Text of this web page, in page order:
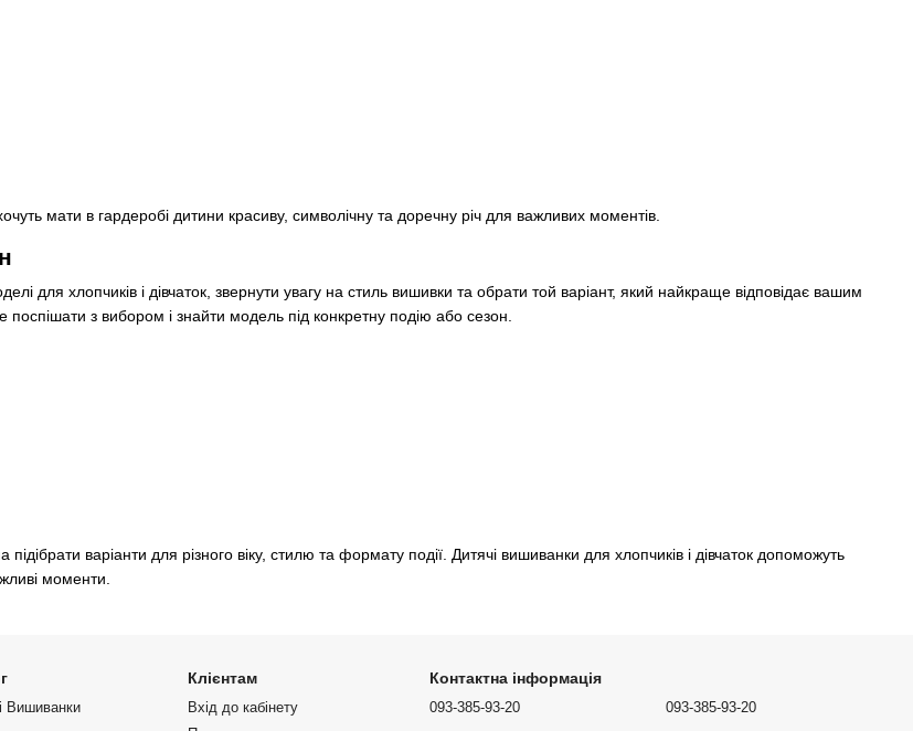
мати в гардеробі дитини красиву, символічну та доречну річ для важливих моментів.
для хлопчиків і дівчаток, звернути увагу на стиль вишивки та обрати той варіант, який найкраще відповідає вашим
з вибором і знайти модель під конкретну подію або сезон.
варіанти для різного віку, стилю та формату події. Дитячі вишиванки для хлопчиків і дівчаток допоможуть
моменти.
Вишиванки
Клієнтам
Вхід до кабінету
Контактна інформація
093-385-93-20
093-385-93-20